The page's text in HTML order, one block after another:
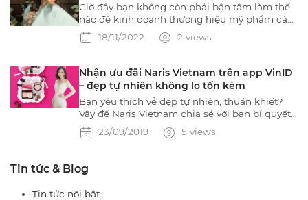
Tin tức & Blog
Tin tức nổi bật
Giờ đây bạn không còn phải bận tâm làm thế
nào để kinh doanh thương hiệu mỹ phẩm cá
nhân. Tất cả đã có chúng tôi làm cho bạn trọn
vẹn từ đăng ký thương hiệu khi bạn mới phác
bì mẫu mã tất tần tật đã được chúng tôi bao
trọn gói. Công ty THĂNG LONG PHARMA
chuyên sản xuất hóa mỹ phẩm trọn gói cho
các đơn vị kinh doanh mỹ phẩm lớn, nhỏ trên
toàn quốc.
18/11/2022 2 views
Nhận ưu đãi Naris Vietnam trên app VinID
– đẹp tự nhiên không lo tốn kém
Bạn yêu thích vẻ đẹp tự nhiên, thuần khiết?
Vậy để Naris Vietnam chia sẻ với bạn bí quyết
làm đẹp hoàn hảo mà không hề tốn kém với
ưu đãi hấp dẫn trên app VinID nhé!Naris
VinID của Tập đoàn Vingroup, Naris Vietnam
mang đến ưu đãi giảm
23/09/2019 5 views